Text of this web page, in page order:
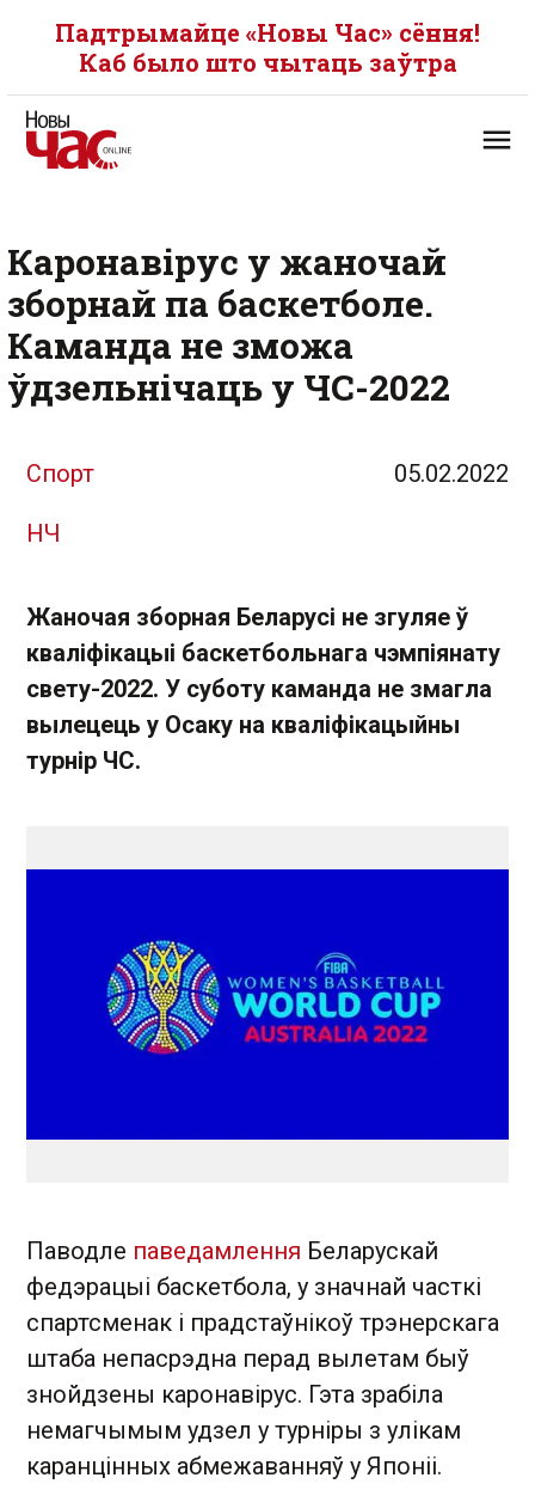
Падтрымайце «Новы Час» сёння!
Каб было што чытаць заўтра
Каронавірус у жаночай
зборнай па баскетболе.
Каманда не зможа
ўдзельнічаць у ЧС-2022
Спорт 05.02.2022
НЧ
Жаночая зборная Беларусі не згуляе ў
кваліфікацыі баскетбольнага чэмпіянату
свету-2022. У суботу каманда не змагла
вылецець у Осаку на кваліфікацыйны
турнір ЧС.
Паводле паведамлення Беларускай
федэрацыі баскетбола, у значнай часткі
спартсменак і прадстаўнікоў трэнерскага
штаба непасрэдна перад вылетам быў
знойдзены каронавірус. Гэта зрабіла
немагчымым удзел у турніры з улікам
каранцінных абмежаванняў у Японіі.